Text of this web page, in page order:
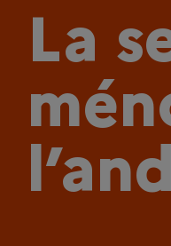
La